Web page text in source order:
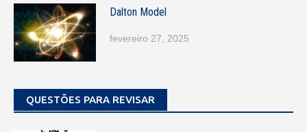
Dalton Model
fevereiro 27, 2025
QUESTÕES PARA REVISAR